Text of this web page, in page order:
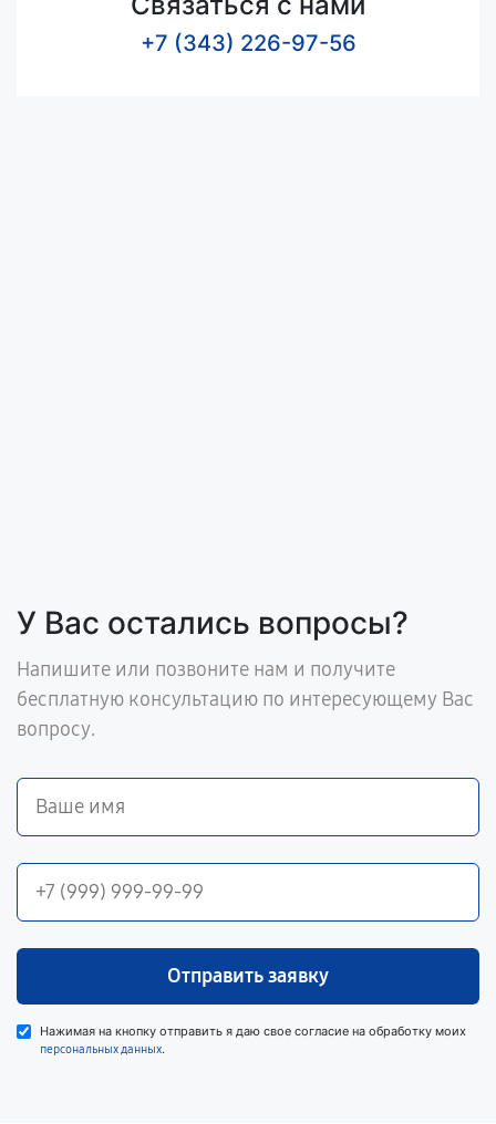
+7 (343) 226-97-56
У Вас остались вопросы?
Напишите или позвоните нам и получите
бесплатную консультацию по интересующему Вас
вопросу.
Отправить заявку
Нажимая на кнопку отправить я даю свое согласие на обработку моих
персональных данных.